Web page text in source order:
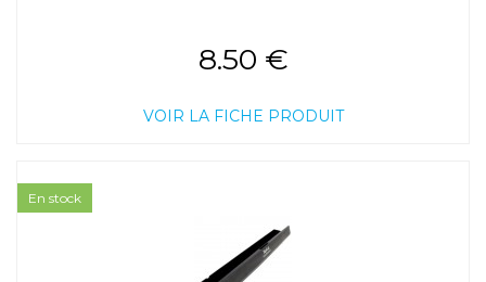
8.50 €
VOIR LA FICHE PRODUIT
En stock